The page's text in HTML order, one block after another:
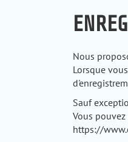
Nous
Lorsque
Sauf
Vous
https://